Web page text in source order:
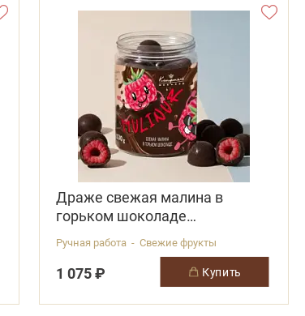
Драже свежая малина в
горьком шоколаде
(замороженная)
Ручная работа - Свежие фрукты
1 075 ₽ купить